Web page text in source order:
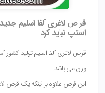
استپ نباید کرد
قرص لاغری آلفا اسلیم تولید
وزن می باشد.
این قرص علاوه بر اینکه یک قرص